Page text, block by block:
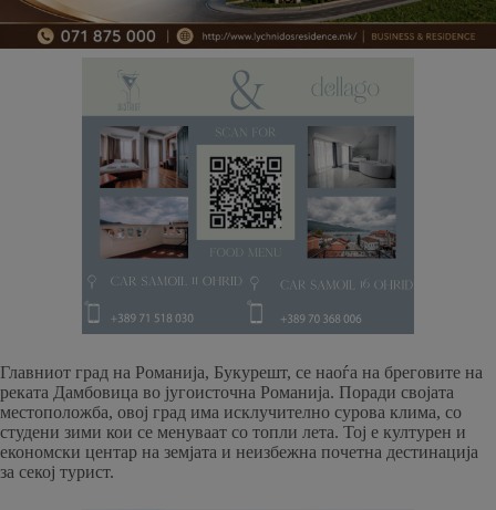
Главниот град на Романија, Букурешт, се наоѓа на бреговите на
реката Дамбовица во југоисточна Романија. Поради својата
местоположба, овој град има исклучително сурова клима, со
студени зими кои се менуваат со топли лета. Тој е културен и
економски центар на земјата и неизбежна почетна дестинација
за секој турист.